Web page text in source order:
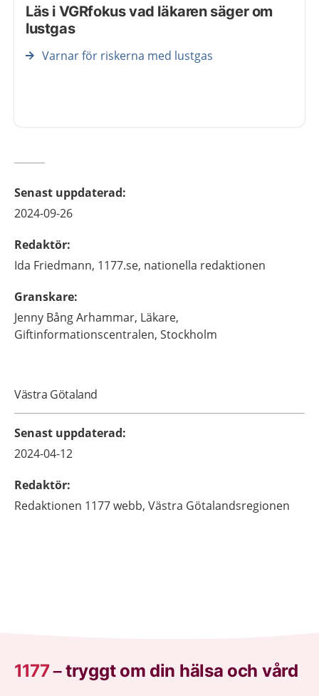
Läs i VGRfokus vad läkaren säger om
lustgas
Varnar för riskerna med lustgas
Senast uppdaterad:
2024-09-26
Redaktör:
Ida Friedmann, 1177.se, nationella redaktionen
Granskare:
Jenny Bång Arhammar, Läkare,
Giftinformationscentralen, Stockholm
Västra Götaland
Senast uppdaterad:
2024-04-12
Redaktör:
Redaktionen 1177 webb, Västra Götalandsregionen
1177–tryggt om din hälsa och vård